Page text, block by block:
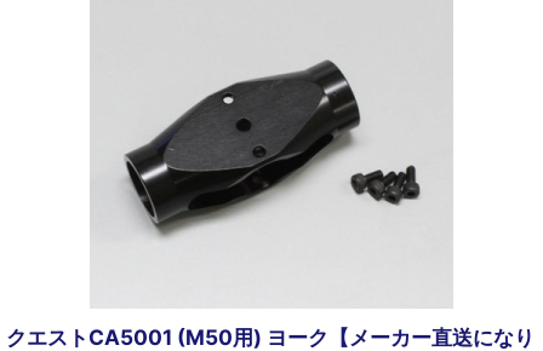
クエストCA5001 (M50用) ヨーク【メーカー直送になり